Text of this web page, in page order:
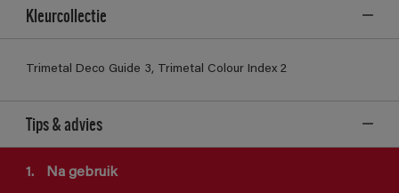
Kleurcollectie
Trimetal Deco Guide 3, Trimetal Colour Index 2
Tips & advies
1. Na gebruik